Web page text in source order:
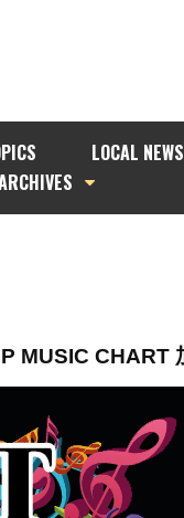
LOCAL NEWS
MUSIC CHART